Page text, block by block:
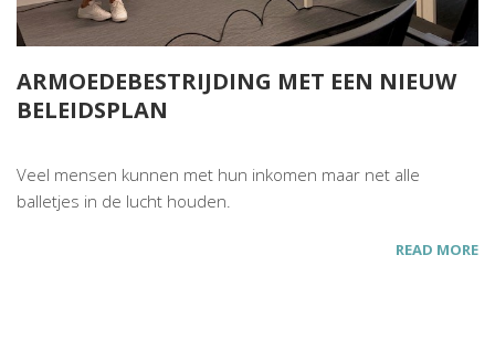
ARMOEDEBESTRIJDING MET EEN NIEUW
BELEIDSPLAN
Veel mensen kunnen met hun inkomen maar net alle
balletjes in de lucht houden.
READ MORE